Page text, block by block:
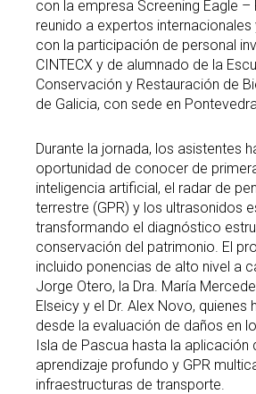
con la empresa Screening Eagle –
reunido a expertos
con la participación de personal
CINTECX y de alumnado de la
Conservación y Restauración de
de Galicia, con sede en
Durante la jornada, los asistentes
oportunidad de conocer de
inteligencia artificial, el radar de
terrestre (GPR) y los ultrasonidos
transformando el diagnóstico
conservación del patrimonio. El
incluido ponencias de alto nivel a
Jorge Otero, la Dra. María
Elseicy y el Dr. Alex Novo, quienes
desde la evaluación de daños en
Isla de Pascua hasta la aplicación
aprendizaje profundo y GPR
infraestructuras de transporte.